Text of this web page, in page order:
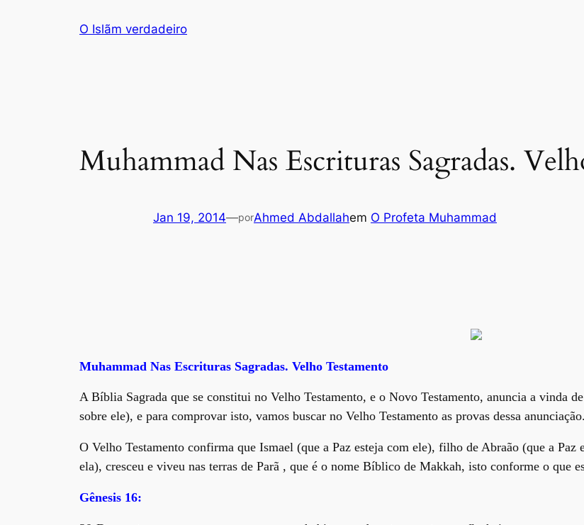
O Islãm verdadeiro
Muhammad Nas Escrituras Sagradas.
Jan 19, 2014—porAhmed Abdallahem O Profeta Muhammad
Muhammad Nas Escrituras Sagradas. Velho Testamento
A Bíblia Sagrada que se constitui no Velho Testamento, e o Novo Testamento, anuncia a vinda
sobre ele), e para comprovar isto, vamos buscar no Velho Testamento as provas dessa anunciação.
O Velho Testamento confirma que Ismael (que a Paz esteja com ele), filho de Abraão (que a
ela), cresceu e viveu nas terras de Parã , que é o nome Bíblico de Makkah, isto conforme o que
Gênesis 16: